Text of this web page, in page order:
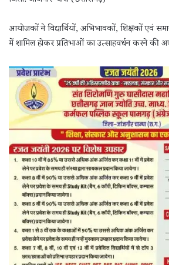
आयोजकों ने विद्यार्थियों, अभिभावकों, शिक्षकों एवं
में शामिल होकर प्रतिभाओं का उत्साहवर्धन करने की